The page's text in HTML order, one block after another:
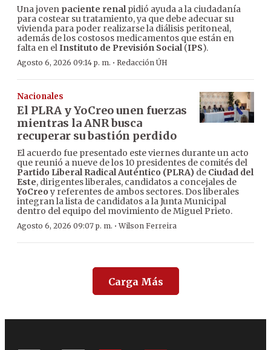
Una joven paciente renalpidió ayuda a la ciudadanía
para costear su tratamiento, ya que debe adecuar su
vivienda para poder realizarse la diálisis peritoneal,
además de los costosos medicamentos que están en
falta en elInstituto de Previsión Social(IPS).
Agosto 6, 2026 09:14 p. m. · Redacción ÚH
Nacionales
El PLRA y YoCreo unen fuerzas
mientras la ANR busca
recuperar su bastión perdido
El acuerdo fue presentado este viernes durante un acto
que reunió a nueve de los 10 presidentes de comités del
Partido Liberal Radical Auténtico (PLRA) de Ciudad del
Este, dirigentes liberales, candidatos a concejales de
YoCreo y referentes de ambos sectores. Dos liberales
integran la lista de candidatos a la Junta Municipal
dentro del equipo del movimiento de Miguel Prieto.
Agosto 6, 2026 09:07 p. m. ·Wilson Ferreira
Carga Más